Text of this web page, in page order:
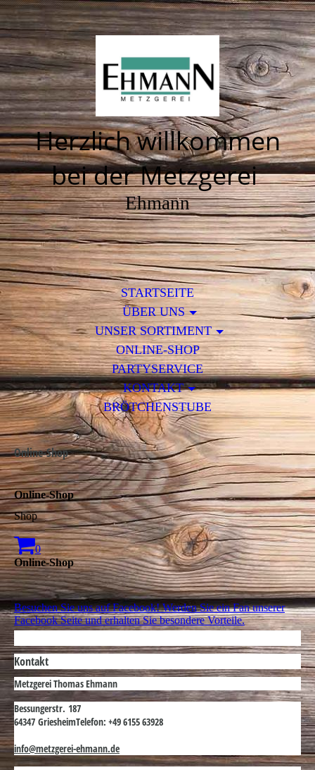
Herzlich willkommen
bei der Metzgerei
Ehmann
STARTSEITE
ÜBER UNS
UNSER SORTIMENT
ONLINE-SHOP
PARTYSERVICE
KONTAKT
BRÖTCHENSTUBE
Online-Shop
Online-Shop
Shop
0
Online-Shop
Besuchen Sie uns auf Facebook! Werden Sie ein Fan unserer
Facebook Seite und erhalten Sie besondere Vorteile.
Kontakt
Metzgerei Thomas Ehmann
Bessungerstr. 187
64347 GriesheimTelefon: +49 6155 63928
info@metzgerei-ehmann.de